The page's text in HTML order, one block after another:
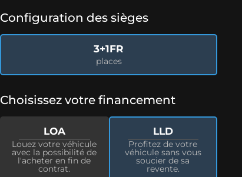
Configuration des sièges
3+1FR
places
Choisissez votre financement
LOA
Louez votre véhicule
avec la possibilité de
l'acheter en fin de
contrat.
LLD
Profitez de votre
véhicule sans vous
soucier de sa
revente.